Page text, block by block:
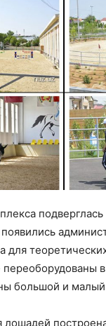
подверглась
для
переоборудованы
большой и
лошадей